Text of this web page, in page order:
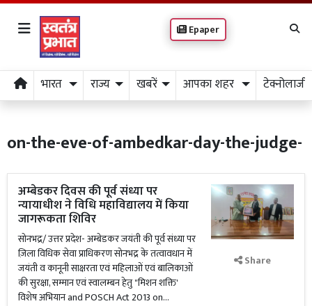
Epaper
भारत राज्य खबरें आपका शहर टेक्नोलाजी
on-the-eve-of-ambedkar-day-the-judge-
अम्बेडकर दिवस की पूर्व संध्या पर
न्यायाधीश ने विधि महाविद्यालय में किया
जागरूकता शिविर
सोनभद्र/ उत्तर प्रदेश- अम्बेडकर जयंती की पूर्व संध्या पर
ज़िला विधिक सेवा प्राधिकरण सोनभद्र के तत्वावधान में
जयंती व कानूनी साक्षरता एवं महिलाओं एवं बालिकाओं
की सुरक्षा, सम्मान एवं स्वालम्बन हेतु "मिशन शक्ति'
विशेष अभियान and POSCH Act 2013 on...
Share